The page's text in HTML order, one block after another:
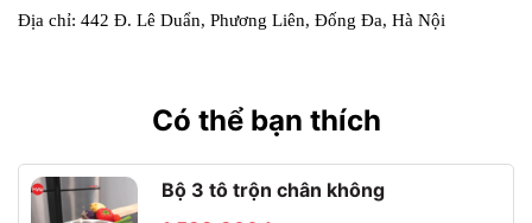
Địa chỉ: 442 Đ. Lê Duẩn, Phương Liên, Đống Đa, Hà Nội
Có thể bạn thích
Bộ 3 tô trộn chân không